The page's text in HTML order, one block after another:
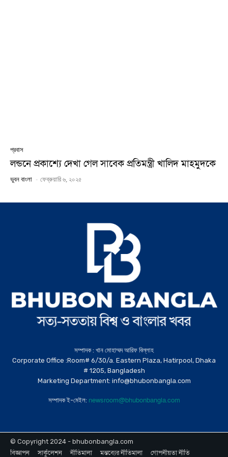
প্রবাস
লন্ডনে প্রকাশ্যে দেখা গেল সাবেক প্রতিমন্ত্রী খালিদ মাহমুদকে
ভুবন বাংলা - ফেব্রুয়ারি ৬, ২০২৫
সম্পাদক : খান মোহাম্মদ আরিফ বিল্লাহ
Corporate Office :Room# 6/30/a. Eastern Plaza, Hatirpool, Dhaka
# 1205, Bangladesh
Marketing Department: info@bhubonbangla.com
সম্পাদক ই-মেইল: newsroom@bhubonbangla.com
© Copyright 2024 - bhubonbangla.com
বিজ্ঞাপন সার্কুলেশন নীতিমালা মন্তব্যের নীতিমালা
গোপনীয়তা নীতি